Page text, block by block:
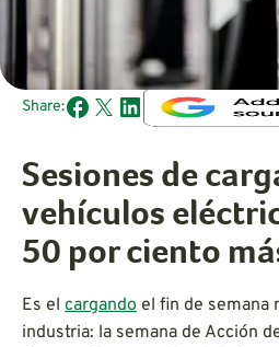
Share:
Sesiones de
vehículos
50 por ciento
Es el cargando el fin de semana
industria: la semana de Acción